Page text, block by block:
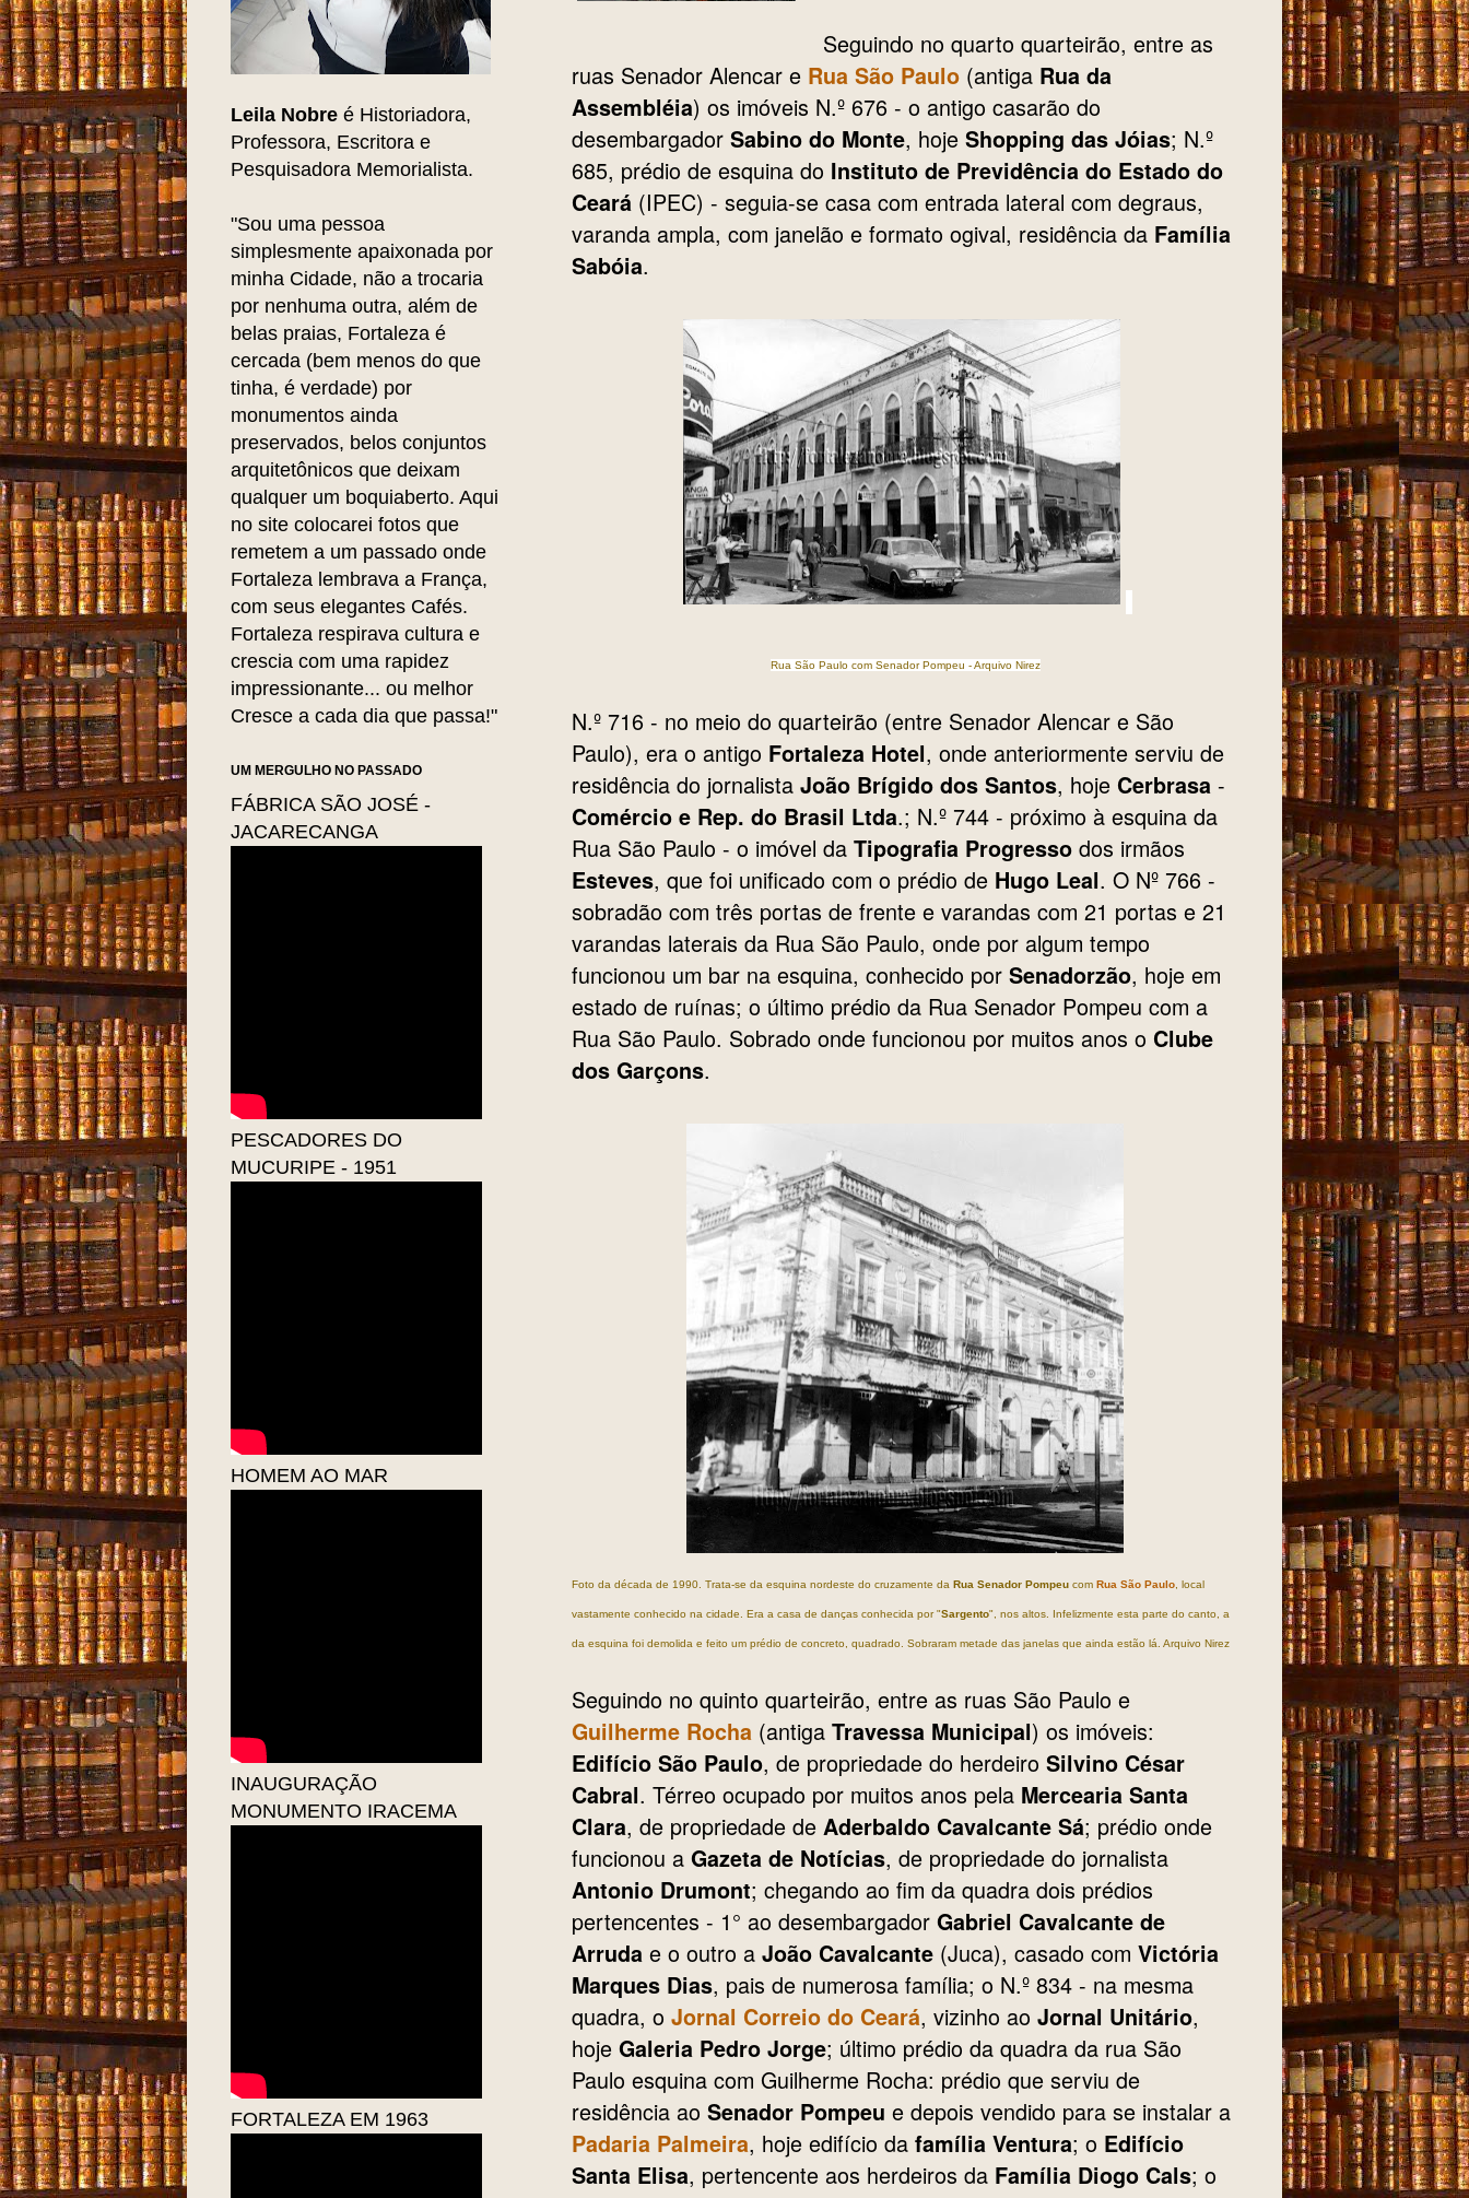
Seguindo no quarto quarteirão, entre as
ruas Senador Alencar e Rua São Paulo (antiga Rua da
Assembléia) os imóveis N.º 676 - o antigo casarão do
desembargador Sabino do Monte, hoje Shopping das Jóias; N.º
685, prédio de esquina do Instituto de Previdência do Estado do
Ceará (IPEC) - seguia-se casa com entrada lateral com degraus,
varanda ampla, com janelão e formato ogival, residência da Família
Sabóia.
Rua São Paulo com Senador Pompeu - Arquivo Nirez
N.º 716 - no meio do quarteirão (entre Senador Alencar e São
Paulo), era o antigo Fortaleza Hotel, onde anteriormente serviu de
residência do jornalista João Brígido dos Santos, hoje Cerbrasa -
Comércio e Rep. do Brasil Ltda.; N.º 744 - próximo à esquina da
Rua São Paulo - o imóvel da Tipografia Progresso dos irmãos
Esteves, que foi unificado com o prédio de Hugo Leal. O Nº 766 -
sobradão com três portas de frente e varandas com 21 portas e 21
varandas laterais da Rua São Paulo, onde por algum tempo
funcionou um bar na esquina, conhecido por Senadorzão, hoje em
estado de ruínas; o último prédio da Rua Senador Pompeu com a
Rua São Paulo. Sobrado onde funcionou por muitos anos o Clube
dos Garçons.
Foto da década de 1990. Trata-se da esquina nordeste do cruzamente da Rua Senador Pompeu com Rua São Paulo, local
vastamente conhecido na cidade. Era a casa de danças conhecida por "Sargento", nos altos. Infelizmente esta parte do canto, a
da esquina foi demolida e feito um prédio de concreto, quadrado. Sobraram metade das janelas que ainda estão lá. Arquivo Nirez
Seguindo no quinto quarteirão, entre as ruas São Paulo e
Guilherme Rocha (antiga Travessa Municipal) os imóveis:
Edifício São Paulo, de propriedade do herdeiro Silvino César
Cabral. Térreo ocupado por muitos anos pela Mercearia Santa
Clara, de propriedade de Aderbaldo Cavalcante Sá; prédio onde
funcionou a Gazeta de Notícias, de propriedade do jornalista
Antonio Drumont; chegando ao fim da quadra dois prédios
pertencentes - 1° ao desembargador Gabriel Cavalcante de
Arruda e o outro a João Cavalcante (Juca), casado com Victória
Marques Dias, pais de numerosa família; o N.º 834 - na mesma
quadra, o Jornal Correio do Ceará, vizinho ao Jornal Unitário,
hoje Galeria Pedro Jorge; último prédio da quadra da rua São
Paulo esquina com Guilherme Rocha: prédio que serviu de
residência ao Senador Pompeu e depois vendido para se instalar a
Padaria Palmeira, hoje edifício da família Ventura; o Edifício
Santa Elisa, pertencente aos herdeiros da Família Diogo Cals; o
Leila Nobre é Historiadora,
Professora, Escritora e
Pesquisadora Memorialista.
"Sou uma pessoa
simplesmente apaixonada por
minha Cidade, não a trocaria
por nenhuma outra, além de
belas praias, Fortaleza é
cercada (bem menos do que
tinha, é verdade) por
monumentos ainda
preservados, belos conjuntos
arquitetônicos que deixam
qualquer um boquiaberto. Aqui
no site colocarei fotos que
remetem a um passado onde
Fortaleza lembrava a França,
com seus elegantes Cafés.
Fortaleza respirava cultura e
crescia com uma rapidez
impressionante... ou melhor
Cresce a cada dia que passa!"
UM MERGULHO NO PASSADO
FÁBRICA SÃO JOSÉ -
JACARECANGA
PESCADORES DO
MUCURIPE - 1951
HOMEM AO MAR
INAUGURAÇÃO
MONUMENTO IRACEMA
FORTALEZA EM 1963